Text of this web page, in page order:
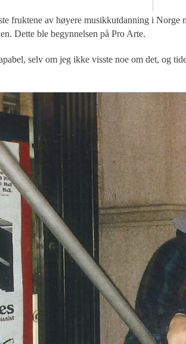
fruktene av høyere musikkutdanning i Norge
Dette ble begynnelsen på Pro Arte.
selv om jeg ikke visste noe om det, og